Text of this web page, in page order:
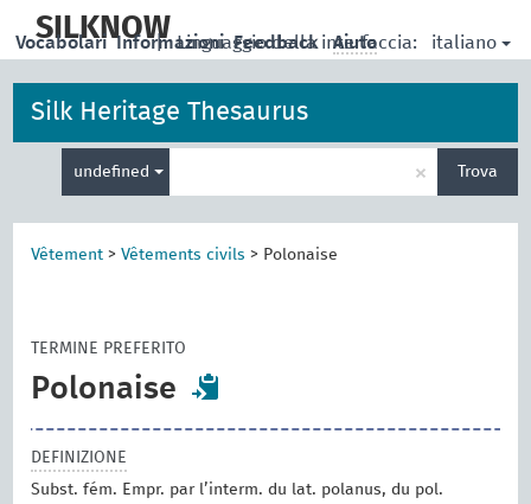
main
SILKNOW
| Linguaggio della interfaccia: italiano
Vocabolari Informazioni Feedback Aiuto
Silk Heritage Thesaurus
undefined
per
la
× Trova
Vêtement >Vêtements civils > Polonaise
TERMINE PREFERITO
Polonaise
DEFINIZIONE
Subst. fém. Empr. par l’interm. du lat. polanus, du pol.